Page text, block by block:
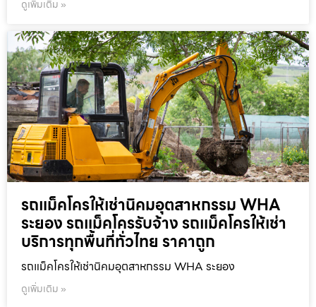
ดูเพิ่มเติม »
รถแม็คโครให้เช่านิคมอุตสาหกรรม WHA
ระยอง รถแม็คโครรับจ้าง รถแม็คโครให้เช่า
บริการทุกพื้นที่ทั่วไทย ราคาถูก
รถแม็คโครให้เช่านิคมอุตสาหกรรม WHA ระยอง
ดูเพิ่มเติม »